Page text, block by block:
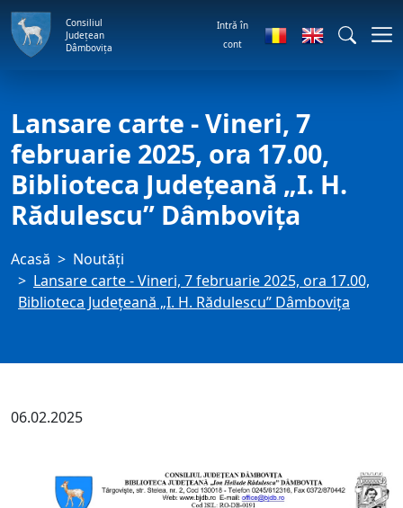
Consiliul
Județean
Dâmbovița
Intră în
cont
Lansare carte - Vineri, 7
februarie 2025, ora 17.00,
Biblioteca Judeţeană „I. H.
Rădulescu” Dâmboviţa
Acasă
Noutăți
Lansare carte - Vineri, 7 februarie 2025, ora 17.00,
Biblioteca Judeţeană „I. H. Rădulescu” Dâmboviţa
06.02.2025